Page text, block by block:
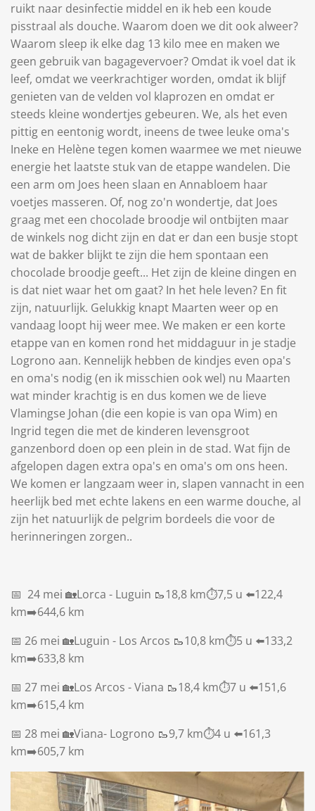
ruikt naar desinfectie middel en ik heb een koude
pisstraal als douche. Waarom doen we dit ook alweer?
Waarom sleep ik elke dag 13 kilo mee en maken we
geen gebruik van bagagevervoer? Omdat ik voel dat ik
leef, omdat we veerkrachtiger worden, omdat ik blijf
genieten van de velden vol klaprozen en omdat er
steeds kleine wondertjes gebeuren. We, als het even
pittig en eentonig wordt, ineens de twee leuke oma's
Ineke en Helène tegen komen waarmee we met nieuwe
energie het laatste stuk van de etappe wandelen. Die
een arm om Joes heen slaan en Annabloem haar
voetjes masseren. Of, nog zo'n wondertje, dat Joes
graag met een chocolade broodje wil ontbijten maar
de winkels nog dicht zijn en dat er dan een busje stopt
wat de bakker blijkt te zijn die hem spontaan een
chocolade broodje geeft... Het zijn de kleine dingen en
is dat niet waar het om gaat? In het hele leven? En fit
zijn, natuurlijk. Gelukkig knapt Maarten weer op en
vandaag loopt hij weer mee. We maken er een korte
etappe van en komen rond het middaguur in je stadje
Logrono aan. Kennelijk hebben de kindjes even opa's
en oma's nodig (en ik misschien ook wel) nu Maarten
wat minder krachtig is en dus komen we de lieve
Vlamingse Johan (die een kopie is van opa Wim) en
Ingrid tegen die met de kinderen levensgroot
ganzenbord doen op een plein in de stad. Wat fijn de
afgelopen dagen extra opa's en oma's om ons heen.
We komen er langzaam weer in, slapen vannacht in een
heerlijk bed met echte lakens en een warme douche, al
zijn het natuurlijk de pelgrim bordeels die voor de
herinneringen zorgen..
📅 24 mei 🏡Lorca - Luguin 🥾18,8 km⏱️7,5 u ⬅️122,4
km➡️644,6 km
📅 26 mei 🏡Luguin - Los Arcos 🥾10,8 km⏱️5 u ⬅️133,2
km➡️633,8 km
📅 27 mei 🏡Los Arcos - Viana 🥾18,4 km⏱️7 u ⬅️151,6
km➡️615,4 km
📅 28 mei 🏡Viana- Logrono 🥾9,7 km⏱️4 u ⬅️161,3
km➡️605,7 km